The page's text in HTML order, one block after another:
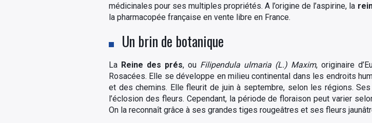
médicinales pour ses multiples propriétés. A l’origine de l’aspirine, la
la pharmacopée française en vente libre en France.
Un brin de botanique
La Reine des prés, ou Filipendula ulmaria (L.) Maxim, originaire
Rosacées. Elle se développe en milieu continental dans les endroits
et des chemins. Elle fleurit de juin à septembre, selon les régions.
l’éclosion des fleurs. Cependant, la période de floraison peut varier
On la reconnaît grâce à ses grandes tiges rougeâtres et ses fleurs